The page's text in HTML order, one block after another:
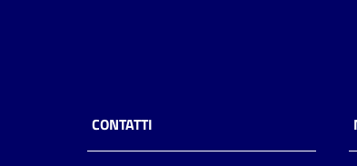
CONTATTI